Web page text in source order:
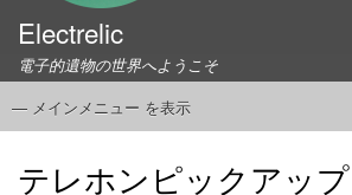
Electrelic
電子的遺物の世界へようこそ
メ
— メインメニュー を表示
テレホンピックアップ